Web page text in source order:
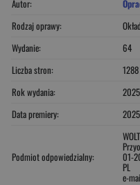
Autor:
Rodzaj oprawy:
Wydanie:
64
Liczba stron:
1288
Rok wydania:
2025
Data premiery:
Podmiot odpowiedzialny: 01-
PL
e-